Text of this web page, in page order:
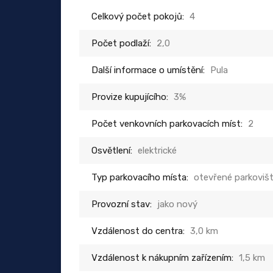
Celkový počet pokojů: 4
Počet podlaží: 2,0
Další informace o umístění: Pula
Provize kupujícího: 3%
Počet venkovních parkovacích míst: 2
Osvětlení: elektrické
Typ parkovacího místa: otevřené
Provozní stav: jako nový
Vzdálenost do centra: 3,0 km
Vzdálenost k nákupním zařízením: 1,5 km